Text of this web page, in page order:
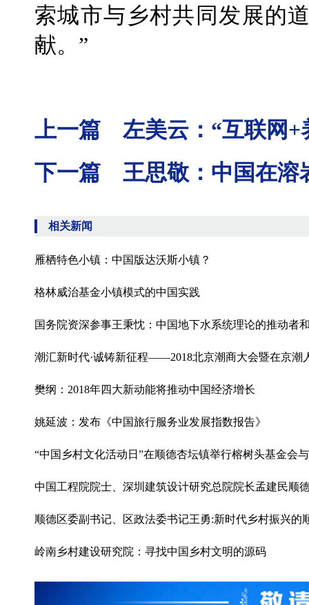
索城市与乡村共同发展的
献。”
上一篇 左美云：“互联网+
下一篇 王思敬：中国在溶
相关新闻
雁栖特色小镇：中国版达沃斯小镇？
格林威治基金小镇模式的中国实践
国务院资深参事王秉忱：中国地下水系统理论的推动者
潮汇新时代·诚铸新征程——2018北京潮商大会暨在京潮
樊纲：2018年四大新动能将推动中国经济增长
姚延波：发布《中国旅行服务业发展指数报告》
“中国乡村文化活动日”在顺德杏坛镇举行榕树头基金会
中国工程院院士、深圳建筑设计研究总院院长孟建民顺
顺德区委副书记、区政法委书记王勇:新时代乡村振兴的
岭南乡村建设研究院：寻找中国乡村文明的源码